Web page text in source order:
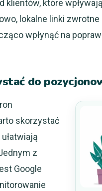
klientów, które
lokalne linki
wpłynąć na
do
skorzystać
z
Google